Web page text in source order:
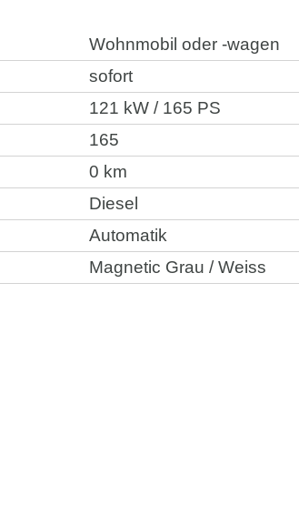
Wohnmobil oder -wagen
sofort
121 kW / 165 PS
165
0 km
Diesel
Automatik
Magnetic Grau / Weiss